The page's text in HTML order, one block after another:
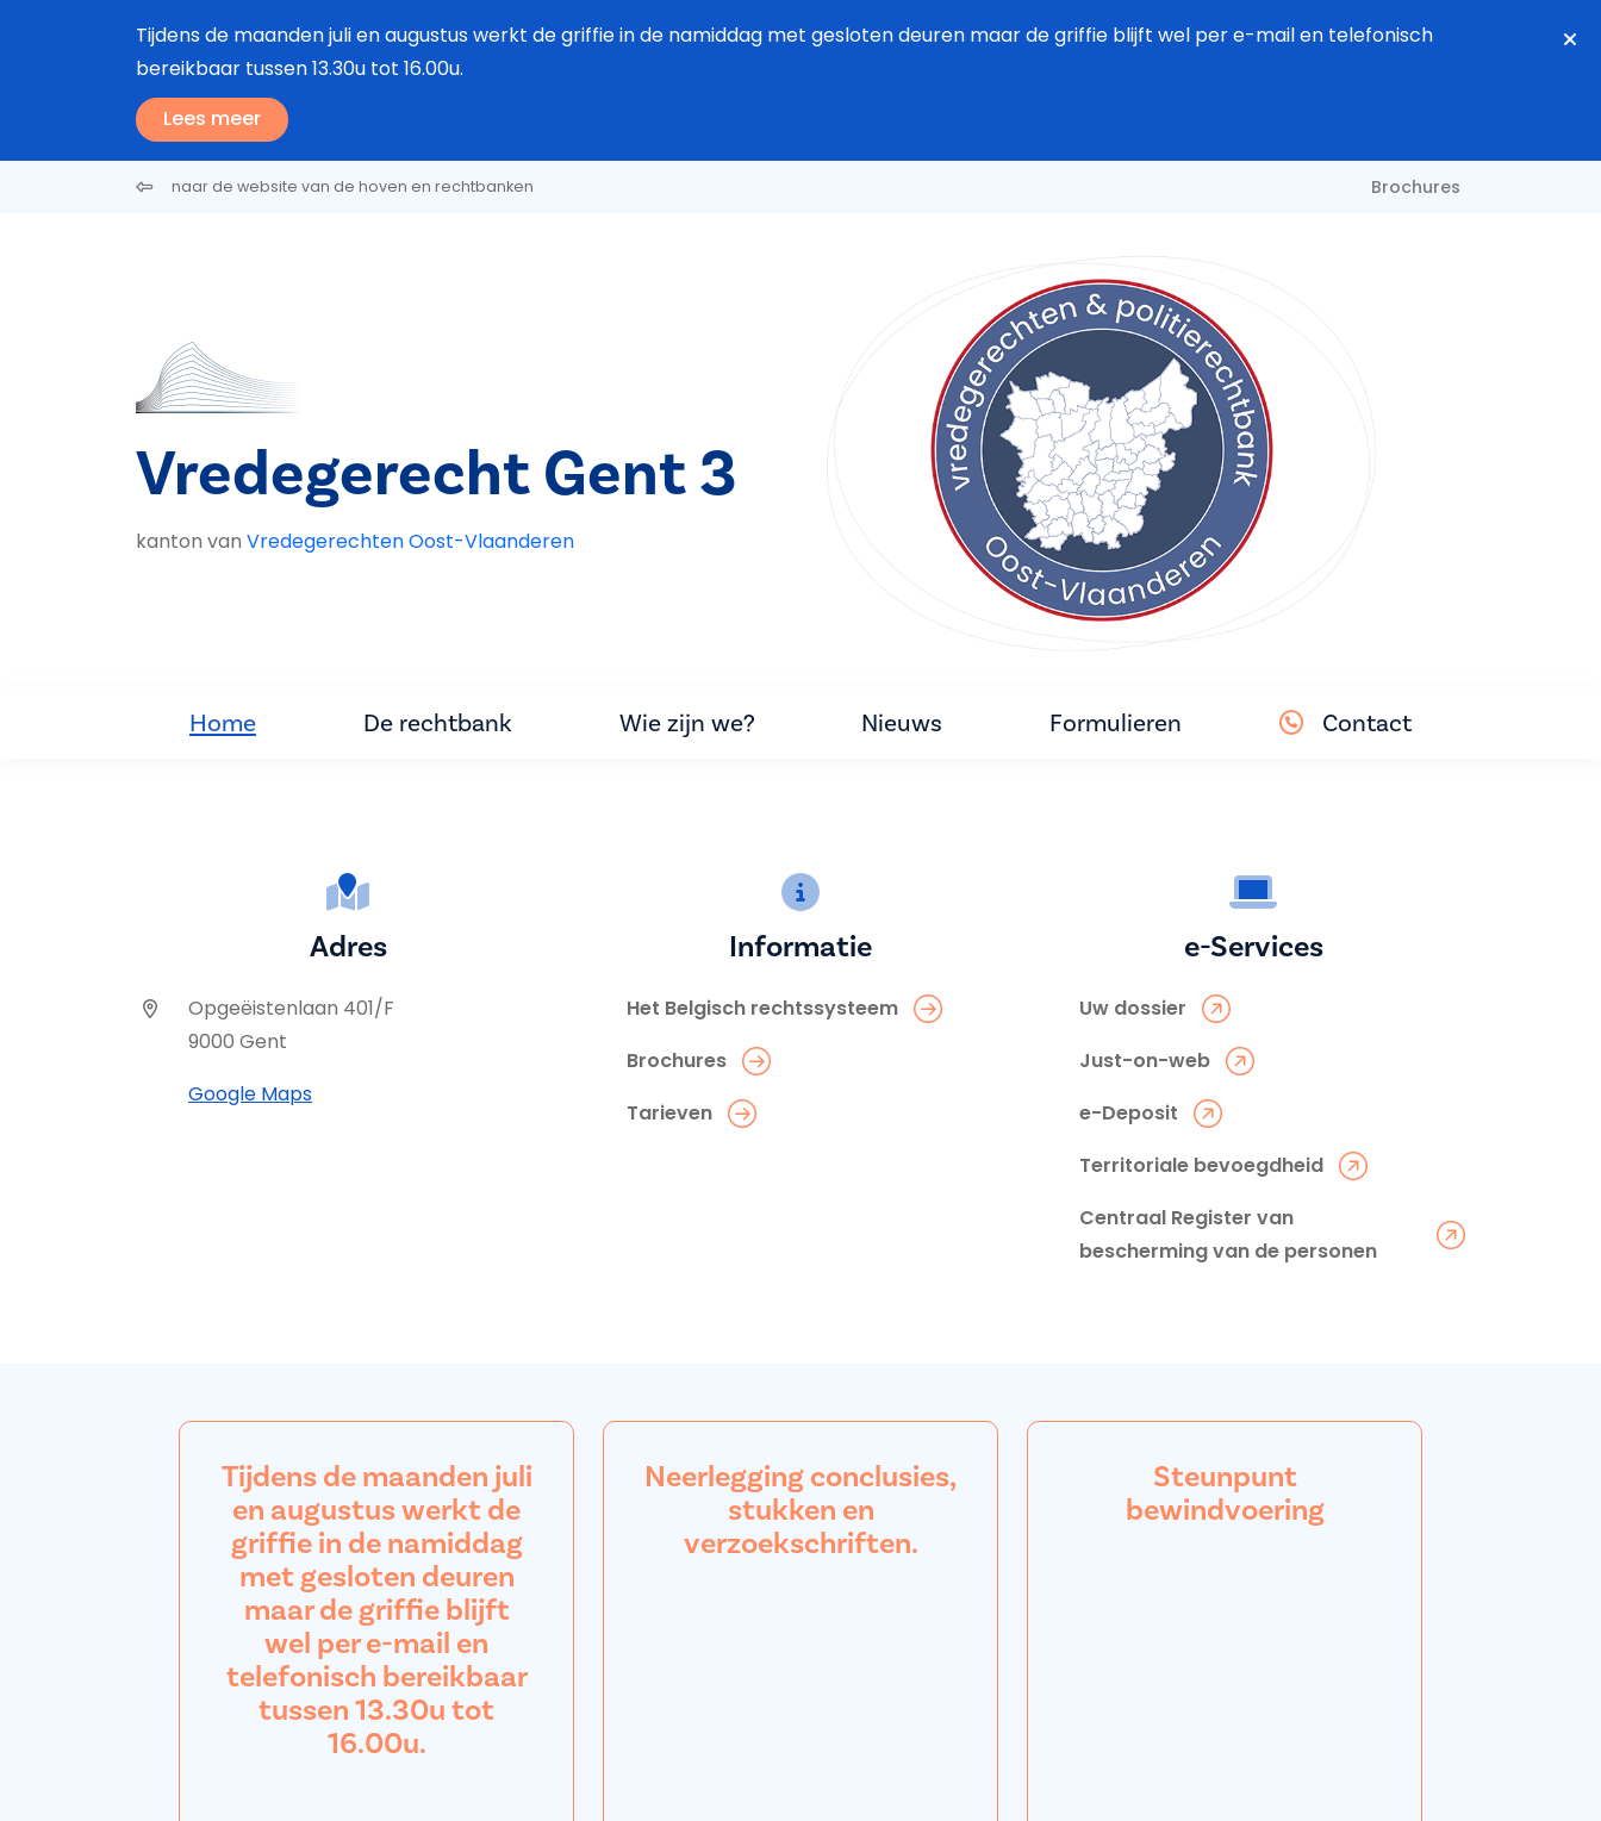
Tijdens de maanden juli en augustus werkt de griffie in de namiddag met gesloten deuren maar de griffie blijft wel per e-mail en telefonisch
bereikbaar tussen 13.30u tot 16.00u.
Lees meer
naar de website van de hoven en rechtbanken Brochures
Vredegerecht Gent 3
kanton van Vredegerechten Oost-Vlaanderen
Home De rechtbank Wie zijn we? Nieuws Formulieren Contact
Adres
Opgeëistenlaan 401/F
9000 Gent
Google Maps
Informatie
Het Belgisch rechtssysteem
Brochures
Tarieven
e-Services
Uw dossier
Just-on-web
e-Deposit
Territoriale bevoegdheid
Centraal Register van
bescherming van de personen
Tijdens de maanden juli
en augustus werkt de
griffie in de namiddag
met gesloten deuren
maar de griffie blijft
wel per e-mail en
telefonisch bereikbaar
tussen 13.30u tot
16.00u.
Neerlegging conclusies,
stukken en
verzoekschriften.
Steunpunt
bewindvoering